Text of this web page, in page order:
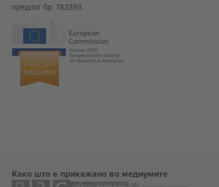
предлог бр. 782393.
Како што е прикажано во медиумите